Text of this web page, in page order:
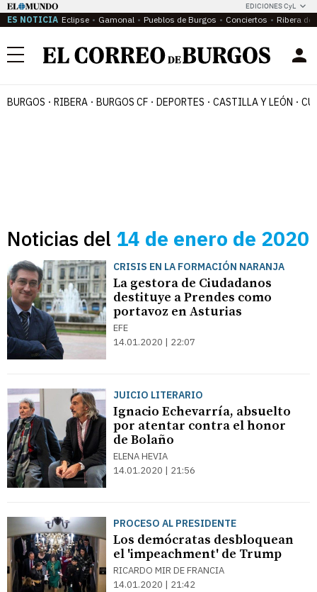
EDICIONES CyL
ES NOTICIA Eclipse Gamonal Pueblos de Burgos Conciertos Ribera del
Menú
BURGOS RIBERA BURGOS CF DEPORTES CASTILLA Y LEÓN
Noticias del 14 de enero de 2020
CRISIS EN LA FORMACIÓN NARANJA
La gestora de Ciudadanos
destituye a Prendes como
portavoz en Asturias
EFE
14.01.2020 | 22:07
JUICIO LITERARIO
Ignacio Echevarría, absuelto
por atentar contra el honor
de Bolaño
ELENA HEVIA
14.01.2020 | 21:56
PROCESO AL PRESIDENTE
Los demócratas desbloquean
el 'impeachment' de Trump
RICARDO MIR DE FRANCIA
14.01.2020 | 21:42